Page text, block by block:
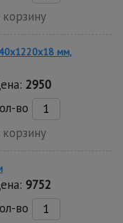
корзину
мм,
2950
во
корзину
9752
во